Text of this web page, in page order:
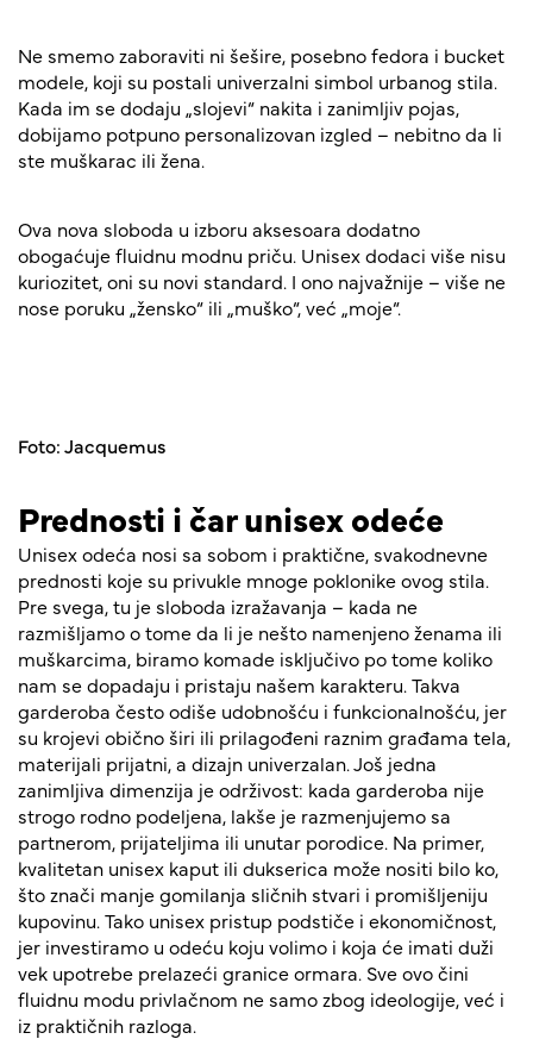
Ne smemo zaboraviti ni šešire, posebno fedora i bucket
modele, koji su postali univerzalni simbol urbanog stila.
Kada im se dodaju „slojevi“ nakita i zanimljiv pojas,
dobijamo potpuno personalizovan izgled – nebitno da li
ste muškarac ili žena.
Ova nova sloboda u izboru aksesoara dodatno
obogaćuje fluidnu modnu priču. Unisex dodaci više nisu
kuriozitet, oni su novi standard. I ono najvažnije – više ne
nose poruku „žensko“ ili „muško“, već „moje“.
Foto: Jacquemus
Prednosti i čar unisex odeće
Unisex odeća nosi sa sobom i praktične, svakodnevne
prednosti koje su privukle mnoge poklonike ovog stila.
Pre svega, tu je sloboda izražavanja – kada ne
razmišljamo o tome da li je nešto namenjeno ženama ili
muškarcima, biramo komade isključivo po tome koliko
nam se dopadaju i pristaju našem karakteru. Takva
garderoba često odiše udobnošću i funkcionalnošću, jer
su krojevi obično širi ili prilagođeni raznim građama tela,
materijali prijatni, a dizajn univerzalan. Još jedna
zanimljiva dimenzija je održivost: kada garderoba nije
strogo rodno podeljena, lakše je razmenjujemo sa
partnerom, prijateljima ili unutar porodice. Na primer,
kvalitetan unisex kaput ili dukserica može nositi bilo ko,
što znači manje gomilanja sličnih stvari i promišljeniju
kupovinu. Tako unisex pristup podstiče i ekonomičnost,
jer investiramo u odeću koju volimo i koja će imati duži
vek upotrebe prelazeći granice ormara. Sve ovo čini
fluidnu modu privlačnom ne samo zbog ideologije, već i
iz praktičnih razloga.